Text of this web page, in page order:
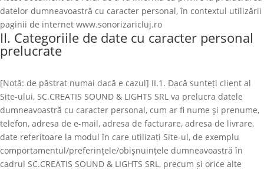
datelor dumneavoastră cu caracter personal, în contextul utilizării
paginii de internet www.sonorizaricluj.ro
II. Categoriile de date cu caracter personal
prelucrate
[Notă: de păstrat numai dacă e cazul] II.1. Dacă sunteți client al
Site-ului, SC.CREATIS SOUND & LIGHTS SRL va prelucra datele
dumneavoastră cu caracter personal, cum ar fi nume şi prenume,
telefon, adresa de e-mail, adresa de facturare, adresa de livrare,
date referitoare la modul în care utilizați Site-ul, de exemplu
comportamentul/preferinţele/obişnuințele dumneavoastră în
cadrul SC.CREATIS SOUND & LIGHTS SRL, precum și orice alte